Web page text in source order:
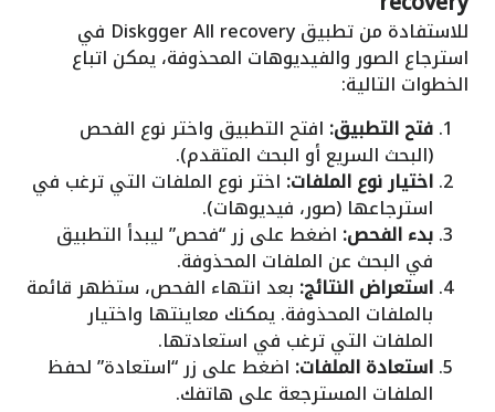
للاستفادة من تطبيق Diskgger All recovery في
استرجاع الصور والفيديوهات المحذوفة، يمكن اتباع
الخطوات التالية:
فتح التطبيق: افتح التطبيق واختر نوع الفحص
(البحث السريع أو البحث المتقدم).
اختيار نوع الملفات: اختر نوع الملفات التي ترغب في
استرجاعها (صور، فيديوهات).
بدء الفحص: اضغط على زر “فحص” ليبدأ التطبيق
في البحث عن الملفات المحذوفة.
استعراض النتائج: بعد انتهاء الفحص، ستظهر قائمة
بالملفات المحذوفة. يمكنك معاينتها واختيار
الملفات التي ترغب في استعادتها.
استعادة الملفات: اضغط على زر “استعادة” لحفظ
الملفات المسترجعة على هاتفك.